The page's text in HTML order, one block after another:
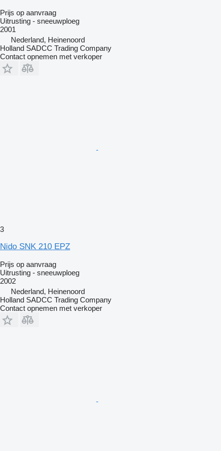
Prijs op aanvraag
Uitrusting - sneeuwploeg
2001
Nederland, Heinenoord
Holland SADCC Trading Company
Contact opnemen met verkoper
3
Nido SNK 210 EPZ
Prijs op aanvraag
Uitrusting - sneeuwploeg
2002
Nederland, Heinenoord
Holland SADCC Trading Company
Contact opnemen met verkoper